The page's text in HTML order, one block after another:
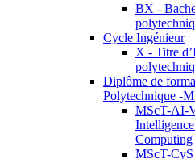
BX -
Cycle Ingénieur
X - Titre
Diplôme de
Polytechnique -
MScT-AI-
Computing
MScT-